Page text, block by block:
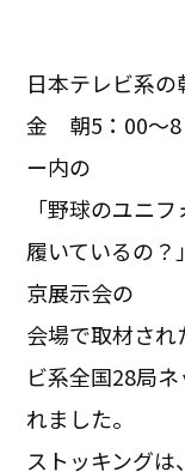
日本テレビ系
金 朝5：00～8
ー内の
「野球のユニ
履いているの？
京展示会の
会場で取材さ
ビ系全国28局
れました。
ストッキングは